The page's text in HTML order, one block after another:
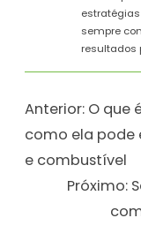
sempre
resultados
Anterior: O que
como ela pode
e combustível
Próximo: